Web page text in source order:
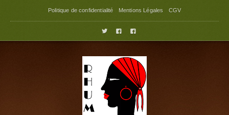
Politique de confidentialité Mentions Légales CGV
  